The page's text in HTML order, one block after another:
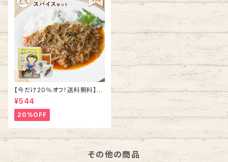
【今だけ20％オフ！送料無料】ほ
ぐしチキンカレー スパイスセット
4人分
¥544
20%OFF
その他の商品